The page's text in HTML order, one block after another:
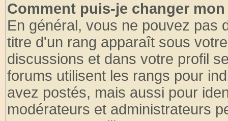
Comment puis-je changer
En général, vous ne pouvez pas
titre d'un rang apparaît sous
discussions et dans votre profil
forums utilisent les rangs pour
avez postés, mais aussi pour
modérateurs et administrateurs